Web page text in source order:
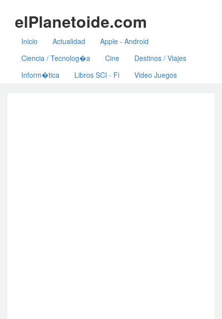
elPlanetoide.com
Inicio Actualidad
Apple - Android
Ciencia / Tecnolog�a
Cine
Destinos / Viajes
Inform�tica
Libros SCI - Fi Video Juegos